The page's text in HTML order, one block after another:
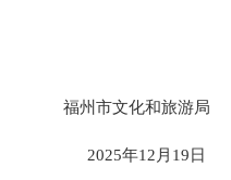
福州市文化和旅游局
2025年12月19日